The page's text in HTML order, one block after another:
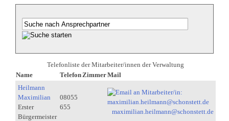
Telefonliste der Mitarbeiter/innen der Verwaltung
Name
Telefon ZimmerMail
Heilmann
Maximilian
Erster
Bürgermeister
08055
655
maximilian.heilmann@schonstett.de